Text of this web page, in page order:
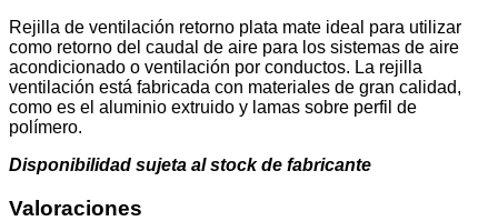
Rejilla de ventilación retorno plata mate ideal para utilizar
como retorno del caudal de aire para los sistemas de aire
acondicionado o ventilación por conductos. La rejilla
ventilación está fabricada con materiales de gran calidad,
como es el aluminio extruido y lamas sobre perfil de
polímero.
Disponibilidad sujeta al stock de fabricante
Valoraciones